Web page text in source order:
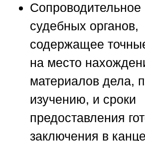
Сопроводительное
судебных органов,
содержащее
на место
материалов дела,
изучению, и сроки
предоставления
заключения в